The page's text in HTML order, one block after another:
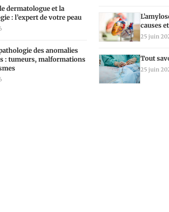
dermatologue et la
: l’expert de votre peau
des anomalies
: tumeurs, malformations
causes
25 juin
Tout
25 juin